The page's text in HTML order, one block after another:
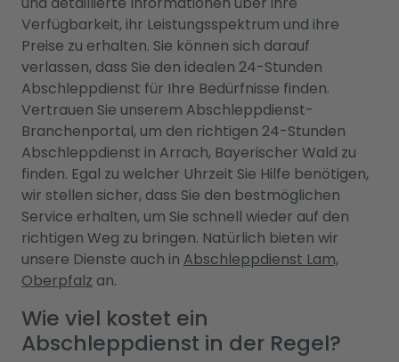
Verfügbarkeit, ihr Leistungsspektrum und ihre
Preise zu erhalten. Sie können sich darauf
verlassen, dass Sie den idealen 24-Stunden
Abschleppdienst für Ihre Bedürfnisse finden.
Vertrauen Sie unserem Abschleppdienst-
Branchenportal, um den richtigen 24-Stunden
Abschleppdienst in Arrach, Bayerischer Wald zu
finden. Egal zu welcher Uhrzeit Sie Hilfe benötigen,
wir stellen sicher, dass Sie den bestmöglichen
Service erhalten, um Sie schnell wieder auf den
richtigen Weg zu bringen. Natürlich bieten wir
unsere Dienste auch in Abschleppdienst Lam,
Oberpfalz an.
Wie viel kostet ein
Abschleppdienst in der Regel?